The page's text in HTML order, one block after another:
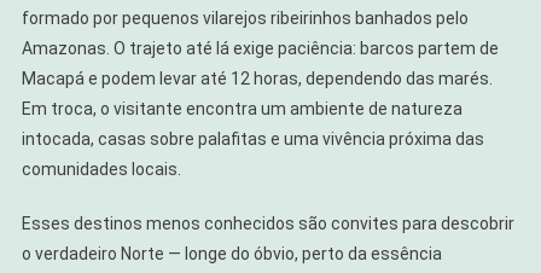
formado por pequenos vilarejos ribeirinhos banhados pelo
Amazonas. O trajeto até lá exige paciência: barcos partem de
Macapá e podem levar até 12 horas, dependendo das marés.
Em troca, o visitante encontra um ambiente de natureza
intocada, casas sobre palafitas e uma vivência próxima das
comunidades locais.
Esses destinos menos conhecidos são convites para descobrir
o verdadeiro Norte — longe do óbvio, perto da essência